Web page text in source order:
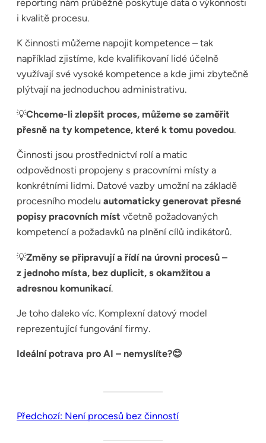
reporting nám průběžně poskytuje data o výkonnosti
i kvalitě procesu.
K činnosti můžeme napojit kompetence – tak
například zjistíme, kde kvalifikovaní lidé účelně
využívají své vysoké kompetence a kde jimi zbytečně
plýtvají na jednoduchou administrativu.
💡Chceme-li zlepšit proces, můžeme se zaměřit
přesně na ty kompetence, které k tomu povedou.
Činnosti jsou prostřednictví rolí a matic
odpovědnosti propojeny s pracovními místy a
konkrétními lidmi. Datové vazby umožní na základě
procesního modelu automaticky generovat přesné
popisy pracovních míst včetně požadovaných
kompetencí a požadavků na plnění cílů indikátorů.
💡Změny se připravují a řídí na úrovni procesů –
z jednoho místa, bez duplicit, s okamžitou a
adresnou komunikací.
Je toho daleko víc. Komplexní datový model
reprezentující fungování firmy.
Ideální potrava pro AI – nemyslíte?😊
Předchozí: Není procesů bez činností